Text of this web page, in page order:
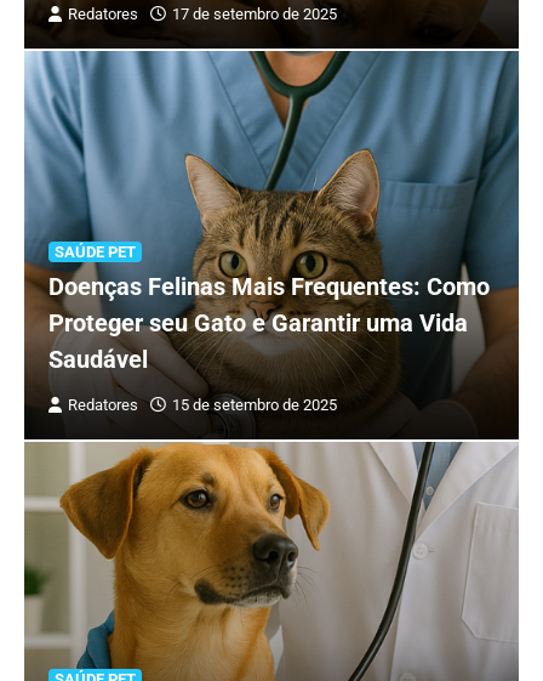
Redatores 17 de setembro de 2025
SAÚDE PET
Doenças Felinas Mais Frequentes: Como
Proteger seu Gato e Garantir uma Vida
Saudável
Redatores 15 de setembro de 2025